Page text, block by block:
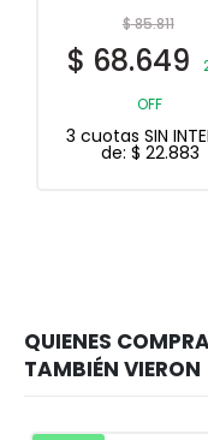
$105.814
$84.651
OFF
3 cuotas SIN
de:$28.217